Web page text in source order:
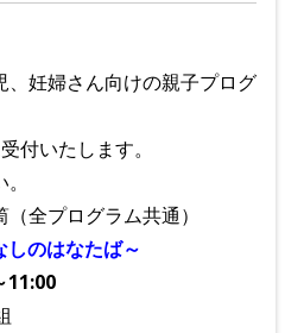
、妊婦さん向けの親子プログ
付いたします。
全プログラム共通）
のはなたば～